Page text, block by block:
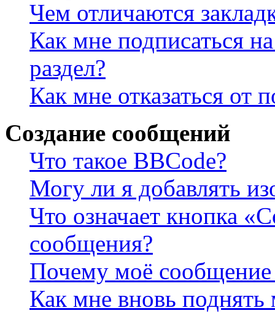
Чем отличаются
Как мне подписаться
раздел?
Как мне отказаться от
Создание сообщений
Что такое BBCode?
Могу ли я добавлять
Что означает кнопка
сообщения?
Почему моё сообщение
Как мне вновь